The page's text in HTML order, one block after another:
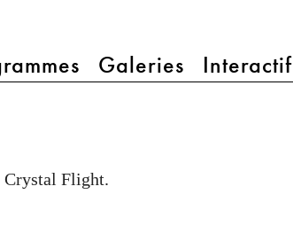
Galeries Interactif
Crystal Flight.